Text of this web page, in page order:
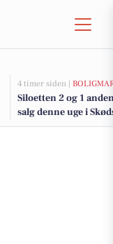
4 timer siden |
Siloetten 2 og 1
salg denne uge i
her.